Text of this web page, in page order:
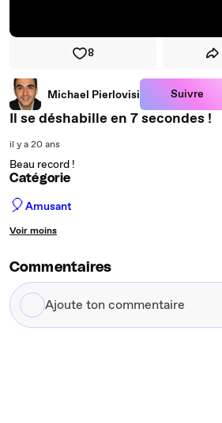
8
Michael Pierlovisi Suivre
Il se déshabille en 7 secondes !
il y a 20 ans
Beau record !
Catégorie
🎈Amusant
Voir moins
Commentaires
Ajoute
ton